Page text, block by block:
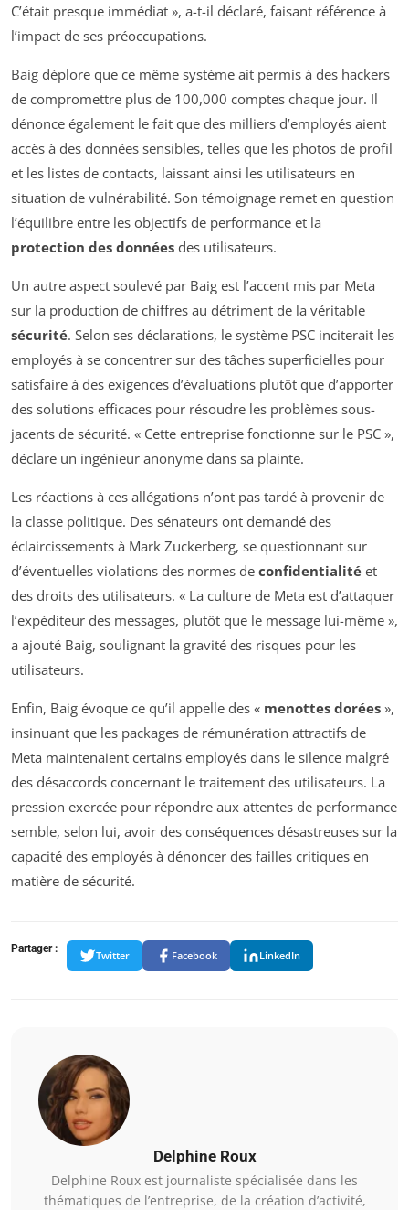
C’était presque immédiat », a-t-il déclaré, faisant référence à
l’impact de ses préoccupations.
Baig déplore que ce même système ait permis à des hackers
de compromettre plus de 100,000 comptes chaque jour. Il
dénonce également le fait que des milliers d’employés aient
accès à des données sensibles, telles que les photos de profil
et les listes de contacts, laissant ainsi les utilisateurs en
situation de vulnérabilité. Son témoignage remet en question
l’équilibre entre les objectifs de performance et la
protection des données des utilisateurs.
Un autre aspect soulevé par Baig est l’accent mis par Meta
sur la production de chiffres au détriment de la véritable
sécurité. Selon ses déclarations, le système PSC inciterait les
employés à se concentrer sur des tâches superficielles pour
satisfaire à des exigences d’évaluations plutôt que d’apporter
des solutions efficaces pour résoudre les problèmes sous-
jacents de sécurité. « Cette entreprise fonctionne sur le PSC »,
déclare un ingénieur anonyme dans sa plainte.
Les réactions à ces allégations n’ont pas tardé à provenir de
la classe politique. Des sénateurs ont demandé des
éclaircissements à Mark Zuckerberg, se questionnant sur
d’éventuelles violations des normes de confidentialité et
des droits des utilisateurs. « La culture de Meta est d’attaquer
l’expéditeur des messages, plutôt que le message lui-même »,
a ajouté Baig, soulignant la gravité des risques pour les
utilisateurs.
Enfin, Baig évoque ce qu’il appelle des « menottes dorées »,
insinuant que les packages de rémunération attractifs de
Meta maintenaient certains employés dans le silence malgré
des désaccords concernant le traitement des utilisateurs. La
pression exercée pour répondre aux attentes de performance
semble, selon lui, avoir des conséquences désastreuses sur la
capacité des employés à dénoncer des failles critiques en
matière de sécurité.
Partager :
Twitter Facebook LinkedIn
Delphine Roux
Delphine Roux est journaliste spécialisée dans les
thématiques de l’entreprise, de la création d’activité,